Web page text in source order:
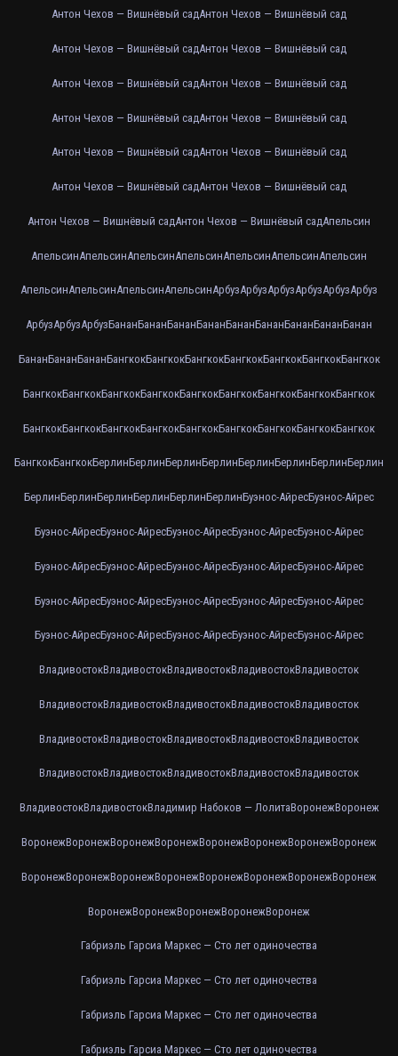
Антон Чехов — Вишнёвый садАнтон Чехов — Вишнёвый сад
Антон Чехов — Вишнёвый садАнтон Чехов — Вишнёвый сад
Антон Чехов — Вишнёвый садАнтон Чехов — Вишнёвый сад
Антон Чехов — Вишнёвый садАнтон Чехов — Вишнёвый сад
Антон Чехов — Вишнёвый садАнтон Чехов — Вишнёвый сад
Антон Чехов — Вишнёвый садАнтон Чехов — Вишнёвый сад
Антон Чехов — Вишнёвый садАнтон Чехов — Вишнёвый садАпельсин
АпельсинАпельсинАпельсинАпельсинАпельсинАпельсинАпельсин
АпельсинАпельсинАпельсинАпельсинАрбузАрбузАрбузАрбузАрбузАрбуз
АрбузАрбузАрбузБананБананБананБананБананБананБананБананБанан
БананБананБананБангкокБангкокБангкокБангкокБангкокБангкокБангкок
БангкокБангкокБангкокБангкокБангкокБангкокБангкокБангкокБангкок
БангкокБангкокБангкокБангкокБангкокБангкокБангкокБангкокБангкок
БангкокБангкокБерлинБерлинБерлинБерлинБерлинБерлинБерлинБерлин
БерлинБерлинБерлинБерлинБерлинБерлинБуэнос-АйресБуэнос-Айрес
Буэнос-АйресБуэнос-АйресБуэнос-АйресБуэнос-АйресБуэнос-Айрес
Буэнос-АйресБуэнос-АйресБуэнос-АйресБуэнос-АйресБуэнос-Айрес
Буэнос-АйресБуэнос-АйресБуэнос-АйресБуэнос-АйресБуэнос-Айрес
Буэнос-АйресБуэнос-АйресБуэнос-АйресБуэнос-АйресБуэнос-Айрес
ВладивостокВладивостокВладивостокВладивостокВладивосток
ВладивостокВладивостокВладивостокВладивостокВладивосток
ВладивостокВладивостокВладивостокВладивостокВладивосток
ВладивостокВладивостокВладивостокВладивостокВладивосток
ВладивостокВладивостокВладимир Набоков — ЛолитаВоронежВоронеж
ВоронежВоронежВоронежВоронежВоронежВоронежВоронежВоронеж
ВоронежВоронежВоронежВоронежВоронежВоронежВоронежВоронеж
ВоронежВоронежВоронежВоронежВоронеж
Габриэль Гарсиа Маркес — Сто лет одиночества
Габриэль Гарсиа Маркес — Сто лет одиночества
Габриэль Гарсиа Маркес — Сто лет одиночества
Габриэль Гарсиа Маркес — Сто лет одиночества